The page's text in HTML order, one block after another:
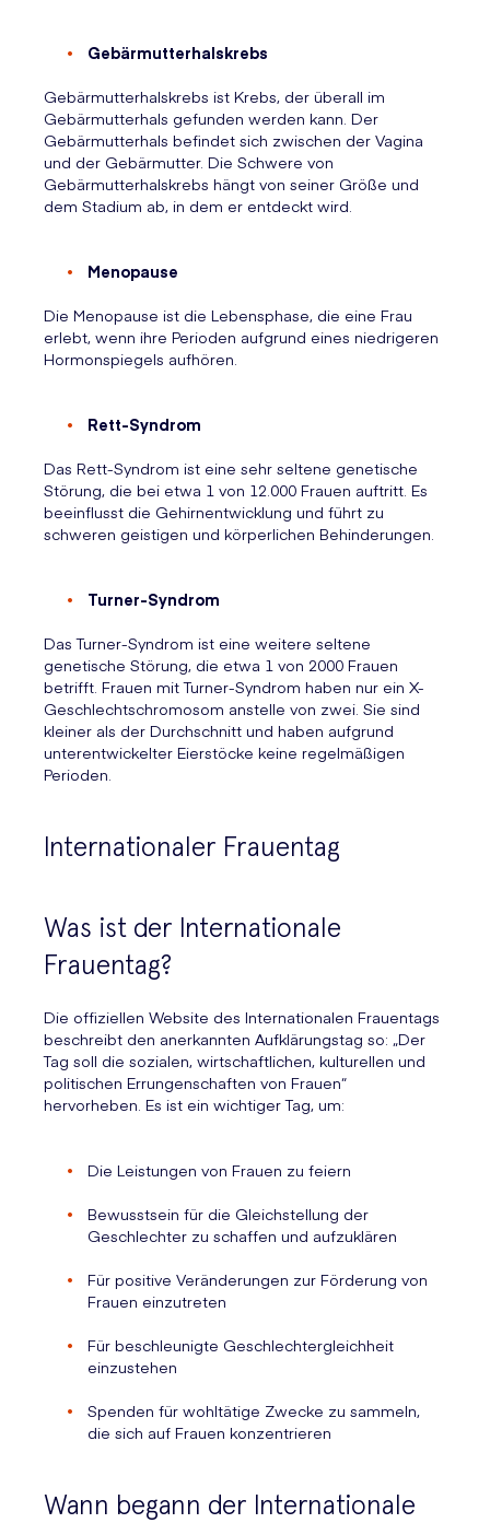
Gebärmutterhalskrebs
Gebärmutterhalskrebs ist Krebs, der überall im
Gebärmutterhals gefunden werden kann. Der
Gebärmutterhals befindet sich zwischen der Vagina
und der Gebärmutter. Die Schwere von
Gebärmutterhalskrebs hängt von seiner Größe und
dem Stadium ab, in dem er entdeckt wird.
Menopause
Die Menopause ist die Lebensphase, die eine Frau
erlebt, wenn ihre Perioden aufgrund eines niedrigeren
Hormonspiegels aufhören.
Rett-Syndrom
Das Rett-Syndrom ist eine sehr seltene genetische
Störung, die bei etwa 1 von 12.000 Frauen auftritt. Es
beeinflusst die Gehirnentwicklung und führt zu
schweren geistigen und körperlichen Behinderungen.
Turner-Syndrom
Das Turner-Syndrom ist eine weitere seltene
genetische Störung, die etwa 1 von 2000 Frauen
betrifft. Frauen mit Turner-Syndrom haben nur ein X-
Geschlechtschromosom anstelle von zwei. Sie sind
kleiner als der Durchschnitt und haben aufgrund
unterentwickelter Eierstöcke keine regelmäßigen
Perioden.
Internationaler Frauentag
Was ist der Internationale
Frauentag?
Die offiziellen Website des Internationalen Frauentags
beschreibt den anerkannten Aufklärungstag so: „Der
Tag soll die sozialen, wirtschaftlichen, kulturellen und
politischen Errungenschaften von Frauen“
hervorheben. Es ist ein wichtiger Tag, um:
Die Leistungen von Frauen zu feiern
Bewusstsein für die Gleichstellung der
Geschlechter zu schaffen und aufzuklären
Für positive Veränderungen zur Förderung von
Frauen einzutreten
Für beschleunigte Geschlechtergleichheit
einzustehen
Spenden für wohltätige Zwecke zu sammeln,
die sich auf Frauen konzentrieren
Wann begann der Internationale